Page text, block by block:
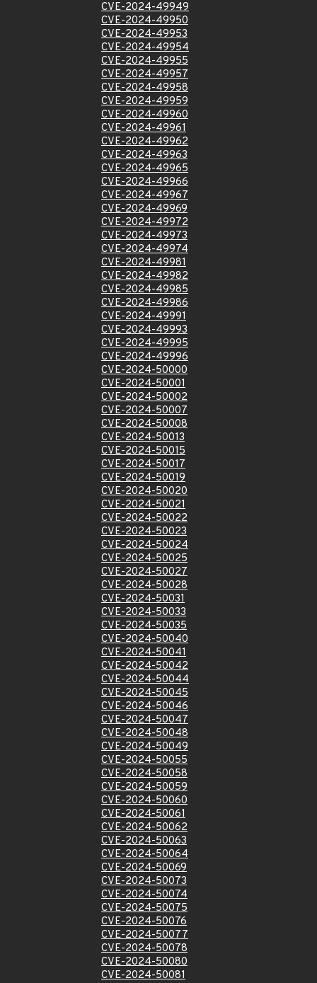
CVE-2024-49949
CVE-2024-49950
CVE-2024-49953
CVE-2024-49954
CVE-2024-49955
CVE-2024-49957
CVE-2024-49958
CVE-2024-49959
CVE-2024-49960
CVE-2024-49961
CVE-2024-49962
CVE-2024-49963
CVE-2024-49965
CVE-2024-49966
CVE-2024-49967
CVE-2024-49969
CVE-2024-49972
CVE-2024-49973
CVE-2024-49974
CVE-2024-49981
CVE-2024-49982
CVE-2024-49985
CVE-2024-49986
CVE-2024-49991
CVE-2024-49993
CVE-2024-49995
CVE-2024-49996
CVE-2024-50000
CVE-2024-50001
CVE-2024-50002
CVE-2024-50007
CVE-2024-50008
CVE-2024-50013
CVE-2024-50015
CVE-2024-50017
CVE-2024-50019
CVE-2024-50020
CVE-2024-50021
CVE-2024-50022
CVE-2024-50023
CVE-2024-50024
CVE-2024-50025
CVE-2024-50027
CVE-2024-50028
CVE-2024-50031
CVE-2024-50033
CVE-2024-50035
CVE-2024-50040
CVE-2024-50041
CVE-2024-50042
CVE-2024-50044
CVE-2024-50045
CVE-2024-50046
CVE-2024-50047
CVE-2024-50048
CVE-2024-50049
CVE-2024-50055
CVE-2024-50058
CVE-2024-50059
CVE-2024-50060
CVE-2024-50061
CVE-2024-50062
CVE-2024-50063
CVE-2024-50064
CVE-2024-50069
CVE-2024-50073
CVE-2024-50074
CVE-2024-50075
CVE-2024-50076
CVE-2024-50077
CVE-2024-50078
CVE-2024-50080
CVE-2024-50081